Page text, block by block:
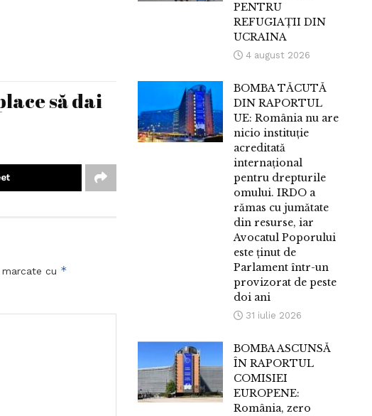
să dai
cu *
PENTRU
REFUGIAȚII DIN
UCRAINA
4 august 2026
BOMBA TĂCUTĂ
DIN RAPORTUL
UE: România nu are
nicio instituție
acreditată
internațional
pentru drepturile
omului. IRDO a
rămas cu jumătate
din resurse, iar
Avocatul Poporului
este ținut de
Parlament într-un
provizorat de peste
doi ani
31 iulie 2026
BOMBA ASCUNSĂ
ÎN RAPORTUL
COMISIEI
EUROPENE:
România, zero